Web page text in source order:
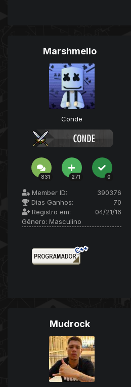
Marshmello
Conde
831 271 0
Member ID:
390376
Dias Ganhos:
70
Registro em:
04/21/16
Gênero: Masculino
Mudrock